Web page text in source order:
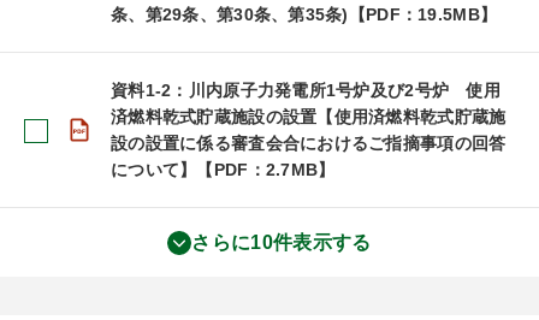
条、第29条、第30条、第35条)【PDF：19.5MB】
資料1-2：川内原子力発電所1号炉及び2号炉 使用
済燃料乾式貯蔵施設の設置【使用済燃料乾式貯蔵施
設の設置に係る審査会合におけるご指摘事項の回答
について】【PDF：2.7MB】
さらに10件表示する